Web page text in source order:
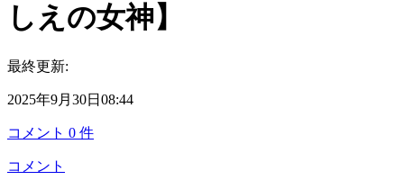
しえの女神】
最終更新:
2025年9月30日08:44
コメント 0 件
コメント